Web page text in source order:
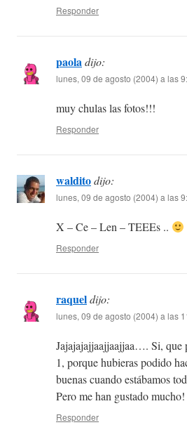
Responder
paoladijo:
lunes, 09 de agosto (2004) a las
muy chulas las fotos!!!
Responder
walditodijo:
lunes, 09 de agosto (2004) a las
X – Ce – Len – TEEEs ..
Responder
raqueldijo:
lunes, 09 de agosto (2004) a las
Jajajajajjaajjaajjaa…. Si, que
1, porque hubieras podido
buenas cuando estábamos
Pero me han gustado mucho!
Responder